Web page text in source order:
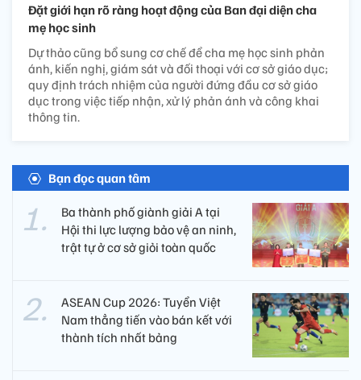
Đặt giới hạn rõ ràng hoạt động của Ban đại diện cha
mẹ học sinh
Dự thảo cũng bổ sung cơ chế để cha mẹ học sinh phản
ánh, kiến nghị, giám sát và đối thoại với cơ sở giáo dục;
quy định trách nhiệm của người đứng đầu cơ sở giáo
dục trong việc tiếp nhận, xử lý phản ánh và công khai
thông tin.
Bạn đọc quan tâm
Ba thành phố giành giải A tại
Hội thi lực lượng bảo vệ an ninh,
trật tự ở cơ sở giỏi toàn quốc
ASEAN Cup 2026: Tuyển Việt
Nam thẳng tiến vào bán kết với
thành tích nhất bảng